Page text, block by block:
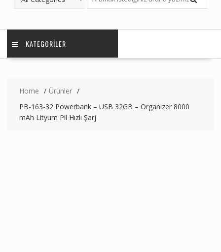
KATEGORILER
Home
Ürünler
PB-163-32 Powerbank – USB 32GB – Organizer 8000
mAh Lityum Pil Hızlı Şarj